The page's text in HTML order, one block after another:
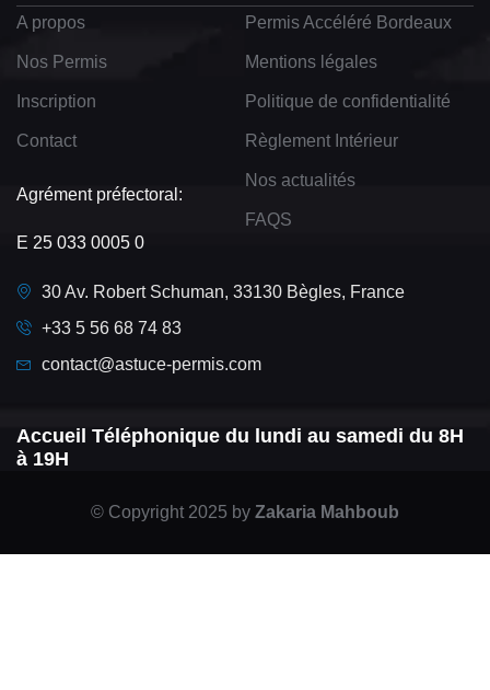
A propos
Nos Permis
Inscription
Contact
Agrément préfectoral:
E 25 033 0005 0
Permis Accéléré Bordeaux
Mentions légales
Politique de confidentialité
Règlement Intérieur
Nos actualités
FAQS
30 Av. Robert Schuman, 33130 Bègles, France
+33 5 56 68 74 83
contact@astuce-permis.com
Accueil Téléphonique du lundi au samedi du 8H
à 19H
© Copyright 2025 by Zakaria Mahboub